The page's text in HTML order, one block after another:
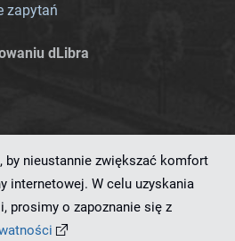
zapytań
dLibra
by nieustannie zwiększać komfort
internetowej. W celu uzyskania
prosimy o zapoznanie się z